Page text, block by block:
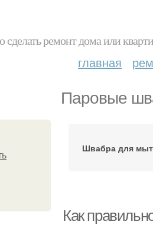
сделать ремонт дома или
главная
Паровые
Швабра для
Как